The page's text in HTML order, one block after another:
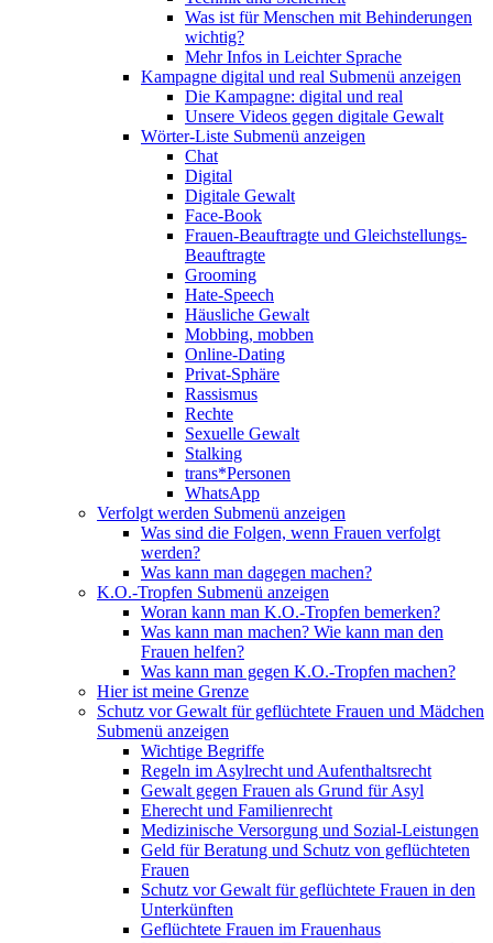
Was ist für Menschen mit Behinderungen
wichtig?
Mehr Infos in Leichter Sprache
Kampagne digital und real Submenü anzeigen
Die Kampagne: digital und real
Unsere Videos gegen digitale Gewalt
Wörter-Liste Submenü anzeigen
Chat
Digital
Digitale Gewalt
Face-Book
Frauen-Beauftragte und Gleichstellungs-
Beauftragte
Grooming
Hate-Speech
Häusliche Gewalt
Mobbing, mobben
Online-Dating
Privat-Sphäre
Rassismus
Rechte
Sexuelle Gewalt
Stalking
trans*Personen
WhatsApp
Verfolgt werden Submenü anzeigen
Was sind die Folgen, wenn Frauen verfolgt
werden?
Was kann man dagegen machen?
K.O.-Tropfen Submenü anzeigen
Woran kann man K.O.-Tropfen bemerken?
Was kann man machen? Wie kann man den
Frauen helfen?
Was kann man gegen K.O.-Tropfen machen?
Hier ist meine Grenze
Schutz vor Gewalt für geflüchtete Frauen und Mädchen
Submenü anzeigen
Wichtige Begriffe
Regeln im Asylrecht und Aufenthaltsrecht
Gewalt gegen Frauen als Grund für Asyl
Eherecht und Familienrecht
Medizinische Versorgung und Sozial-Leistungen
Geld für Beratung und Schutz von geflüchteten
Frauen
Schutz vor Gewalt für geflüchtete Frauen in den
Unterkünften
Geflüchtete Frauen im Frauenhaus